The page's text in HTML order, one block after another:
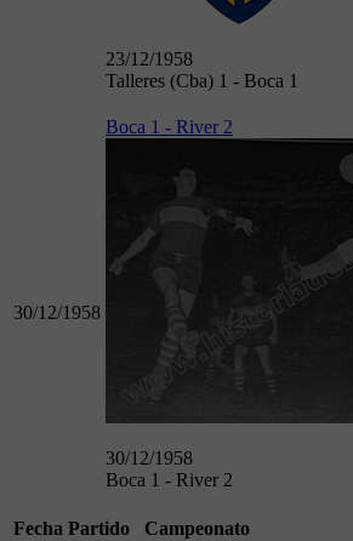
23/12/1958
Talleres (Cba) 1 - Boca 1
30/12/1958
Boca 1 - River 2
30/12/1958
Boca 1 - River 2
Fecha Partido
Campeonato